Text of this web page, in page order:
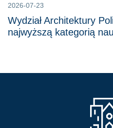
2026-07-23
Wydział Architektury
najwyższą kategorią